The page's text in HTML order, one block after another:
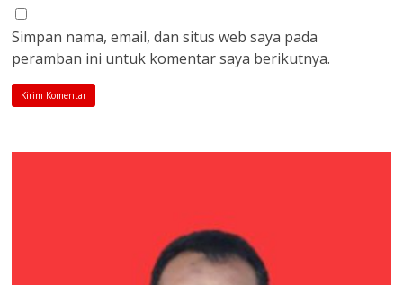
Simpan nama, email, dan situs web saya pada
peramban ini untuk komentar saya berikutnya.